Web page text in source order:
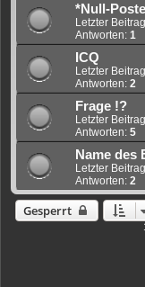
*Null-
Letzter
Antworten: 1
ICQ
Letzter
Antworten: 2
Frage !?
Letzter
Antworten: 5
Name des
Letzter
Antworten: 2
Gesperrt